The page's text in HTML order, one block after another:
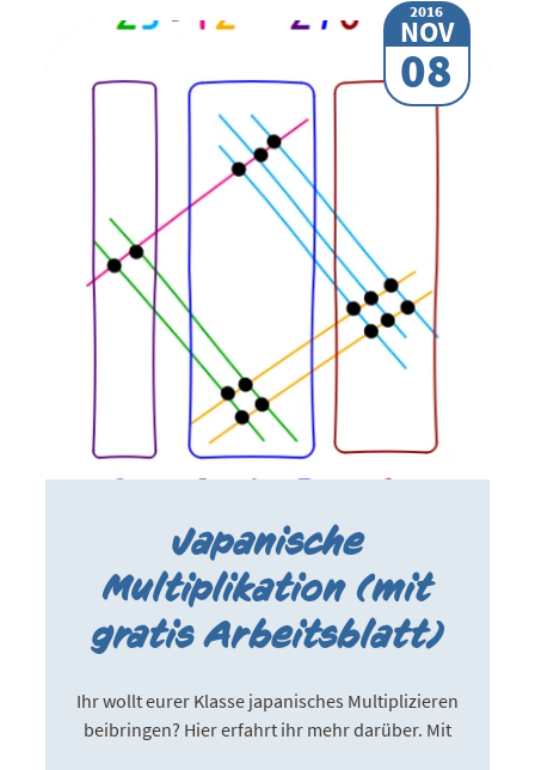
2016
NOV
08
Japanische
Multiplikation (mit
gratis Arbeitsblatt)
Ihr wollt eurer Klasse japanisches Multiplizieren
beibringen? Hier erfahrt ihr mehr darüber. Mit